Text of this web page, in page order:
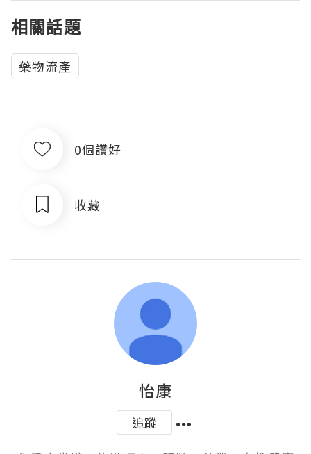
相關話題
藥物流產
0個讚好
收藏
怡康
追蹤